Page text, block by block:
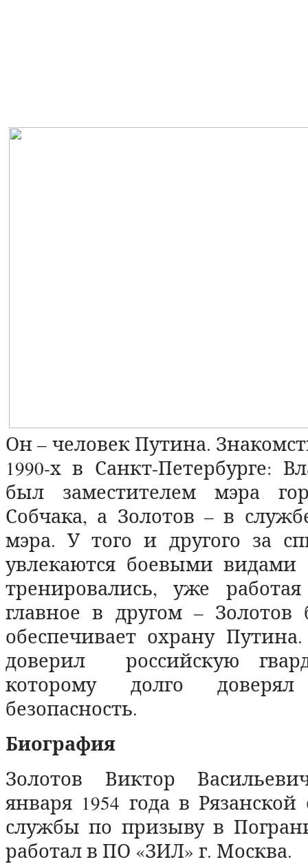
Он – человек Путина.
1990-х в Санкт-Петербурге:
был заместителем мэра
Собчака, а Золотов – в
мэра. У того и другого за
увлекаются боевыми видами
тренировались, уже
главное в другом – Золотов
обеспечивает охрану
доверил российскую
которому долго доверял
безопасность.
Биография
Золотов Виктор
января 1954 года в Рязанской
службы по призыву в
работал в ПО «ЗИЛ» г. Москва.